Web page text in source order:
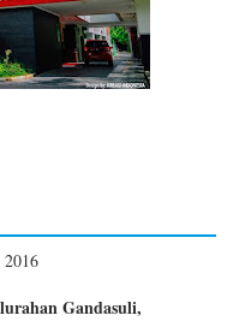
Gandasuli,